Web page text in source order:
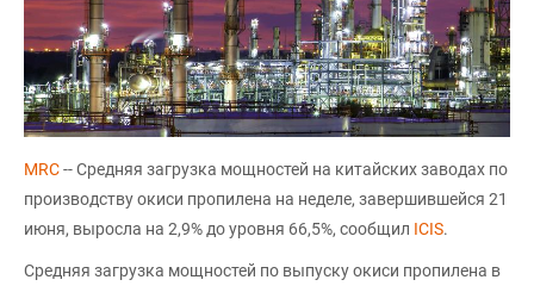
MRC-- Средняя загрузка мощностей на китайских заводах по
производству окиси пропилена на неделе, завершившейся 21
июня, выросла на 2,9% до уровня 66,5%, сообщил ICIS.
Средняя загрузка мощностей по выпуску окиси пропилена в